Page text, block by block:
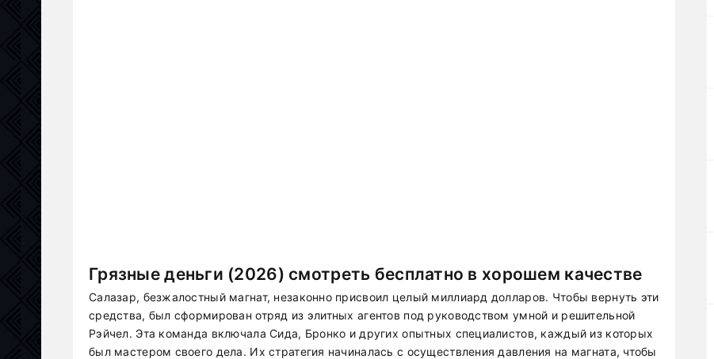
Грязные деньги (2026) смотреть бесплатно в хорошем качестве
Салазар, безжалостный магнат, незаконно присвоил целый миллиард долларов. Чтобы вернуть эти
средства, был сформирован отряд из элитных агентов под руководством умной и решительной
Рэйчел. Эта команда включала Сида, Бронко и других опытных специалистов, каждый из которых
был мастером своего дела. Их стратегия начиналась с осуществления давления на магната, чтобы